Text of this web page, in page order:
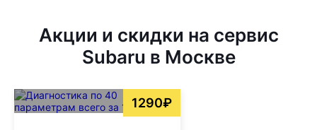
Акции и скидки на сервис
Subaru в Москве
1290₽